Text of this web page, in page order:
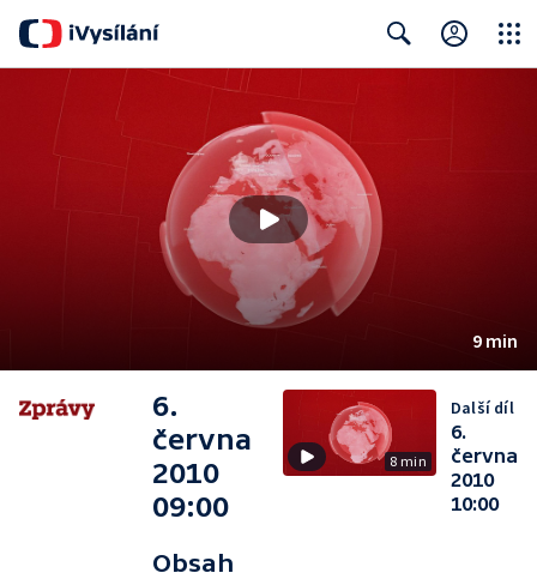
9 min
6.
června
2010
09:00
Obsah
8 min
Další díl
6.
června
2010
10:00